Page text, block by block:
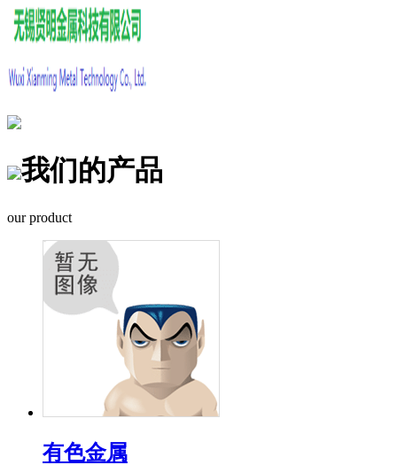
我们的产品
our product
有色金属